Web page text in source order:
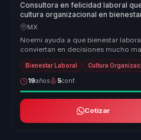
Consultora en felicidad laboral
cultura organizacional en
lideres.
MX
Noemi ayuda a que bienestar
conviertan en decisiones mucho
liderazgo y...
Bienestar Laboral Cultura
19años 5conf.
Cotizar